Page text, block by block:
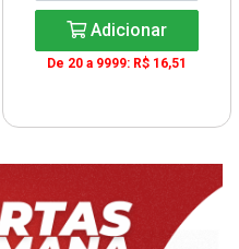
Adicionar
De 20 a 9999: R$ 16,51